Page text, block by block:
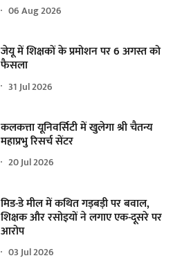
06 Aug 2026
जेयू में शिक्षकों के प्रमोशन पर 6 अगस्त को
फैसला
31 Jul 2026
कलकत्ता यूनिवर्सिटी में खुलेगा श्री चैतन्य
महाप्रभु रिसर्च सेंटर
20 Jul 2026
मिड-डे मील में कथित गड़बड़ी पर बवाल,
शिक्षक और रसोइयों ने लगाए एक-दूसरे पर
आरोप
03 Jul 2026